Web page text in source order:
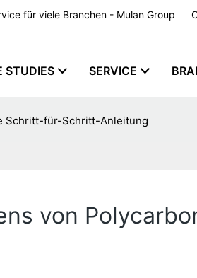
für viele Branchen - Mulan Group
STUDIES SERVICE
Schritt-für-Schritt-Anleitung
von